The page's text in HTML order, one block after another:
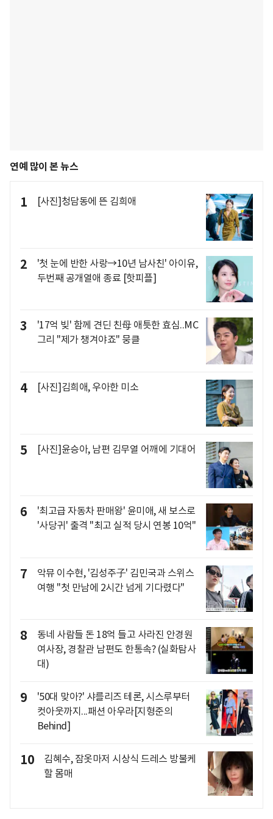
연예 많이 본 뉴스
1 [사진]청담동에 뜬 김희애
2
'첫 눈에 반한 사랑→10년 남사친' 아이유,
두번째 공개열애 종료 [핫피플]
3
'17억 빚' 함께 견딘 친母 애틋한 효심..MC
그리 "제가 챙겨야죠" 뭉클
4 [사진]김희애, 우아한 미소
5 [사진]윤승아, 남편 김무열 어깨에 기대어
6
'최고급 자동차 판매왕' 윤미애, 새 보스로
'사당귀' 출격 "최고 실적 당시 연봉 10억"
7
악뮤 이수현, '김성주子' 김민국과 스위스
여행 "첫 만남에 2시간 넘게 기다렸다"
8
동네 사람들 돈 18억 들고 사라진 안경원
여사장, 경찰관 남편도 한통속? (실화탐사
대)
9
'50대 맞아?' 샤를리즈 테론, 시스루부터
컷아웃까지...패션 아우라[지형준의
Behind]
10
김혜수, 잠옷마저 시상식 드레스 방불케
할 몸매